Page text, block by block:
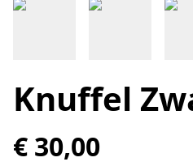
Knuffel
€ 30,00